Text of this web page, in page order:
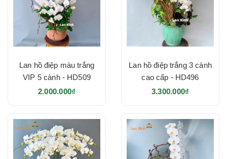
Lan hồ điệp màu trắng
VIP 5 cành - HD509
2.000.000₫
Lan hồ điệp trắng 3 cành
cao cấp - HD496
3.300.000₫